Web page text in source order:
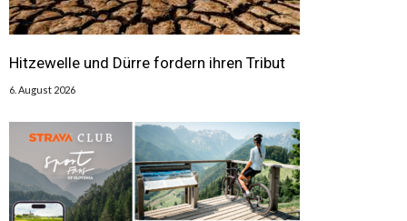
Hitzewelle und Dürre fordern ihren Tribut
6. August 2026